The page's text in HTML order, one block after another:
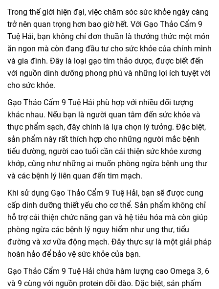
Trong thế giới hiện đại, việc chăm sóc sức khỏe ngày càng
trở nên quan trọng hơn bao giờ hết. Với Gạo Thảo Cẩm 9
Tuệ Hải, bạn không chỉ đơn thuần là thưởng thức một món
ăn ngon mà còn đang đầu tư cho sức khỏe của chính mình
và gia đình. Đây là loại gạo tím thảo dược, được biết đến
với nguồn dinh dưỡng phong phú và những lợi ích tuyệt vời
cho sức khỏe.
Gạo Thảo Cẩm 9 Tuệ Hải phù hợp với nhiều đối tượng
khác nhau. Nếu bạn là người quan tâm đến sức khỏe và
thực phẩm sạch, đây chính là lựa chọn lý tưởng. Đặc biệt,
sản phẩm này rất thích hợp cho những người mắc bệnh
tiểu đường, người cao tuổi cần cải thiện sức khỏe xương
khớp, cũng như những ai muốn phòng ngừa bệnh ung thư
và các bệnh lý liên quan đến tim mạch.
Khi sử dụng Gạo Thảo Cẩm 9 Tuệ Hải, bạn sẽ được cung
cấp dinh dưỡng thiết yếu cho cơ thể. Sản phẩm không chỉ
hỗ trợ cải thiện chức năng gan và hệ tiêu hóa mà còn giúp
phòng ngừa các bệnh lý nguy hiểm như ung thư, tiểu
đường và xơ vữa động mạch. Đây thực sự là một giải pháp
hoàn hảo để bảo vệ sức khỏe của bạn.
Gạo Thảo Cẩm 9 Tuệ Hải chứa hàm lượng cao Omega 3, 6
và 9 cùng với nguồn protein dồi dào. Đặc biệt, sản phẩm